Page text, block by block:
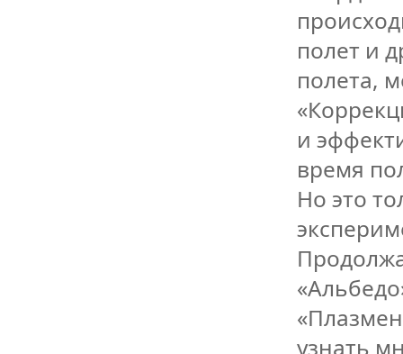
полет и
полета,
и
время
Но это
узнать